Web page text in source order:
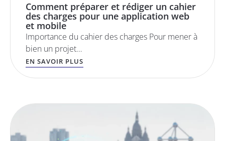
Comment préparer et rédiger un cahier
des charges pour une application web
et mobile
Importance du cahier des charges Pour mener à
bien un projet…
EN SAVOIR PLUS